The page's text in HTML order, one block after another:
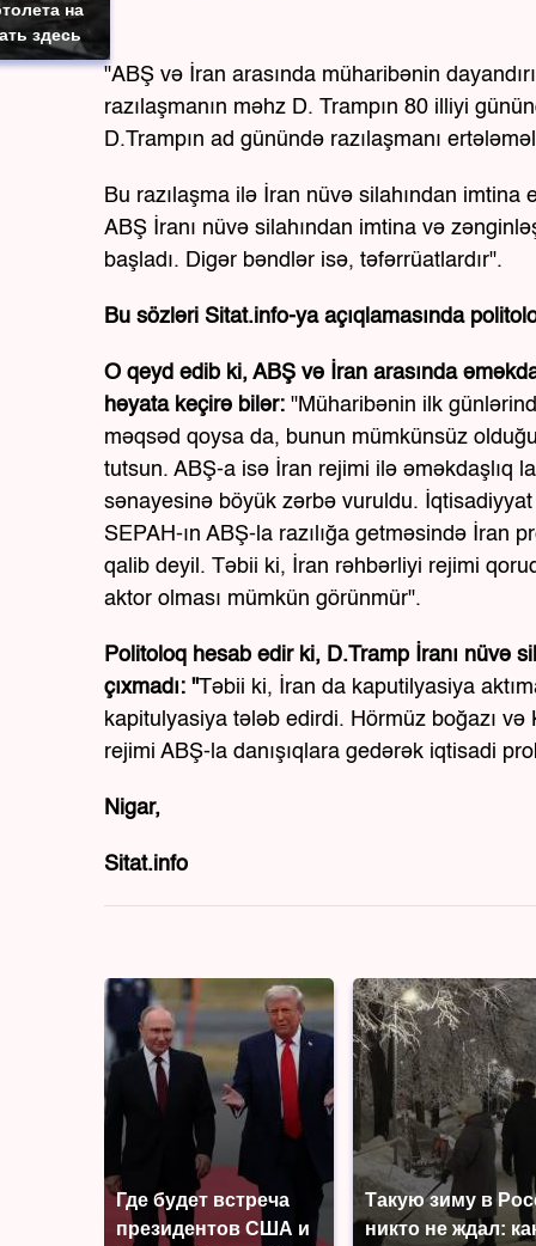
на
здесь
"ABŞ və İran arasında müharibənin
razılaşmanın məhz D. Trampın 80 illiyi
D.Trampın ad günündə razılaşmanı
Bu razılaşma ilə İran nüvə silahından imtina
ABŞ İranı nüvə silahından imtina və
başladı. Digər bəndlər isə, təfərrüatlardır".
Bu sözləri Sitat.info-ya açıqlamasında
O qeyd edib ki, ABŞ və İran arasında
həyata keçirə bilər: "Müharibənin ilk
məqsəd qoysa da, bunun mümkünsüz
tutsun. ABŞ-a isə İran rejimi ilə əməkdaşlıq
sənayesinə böyük zərbə vuruldu.
SEPAH-ın ABŞ-la razılığa getməsində İran
qalib deyil. Təbii ki, İran rəhbərliyi rejimi
aktor olması mümkün görünmür".
Politoloq hesab edir ki, D.Tramp İranı nüvə
çıxmadı: "Təbii ki, İran da kaputilyasiya
kapitulyasiya tələb edirdi. Hörmüz boğazı
rejimi ABŞ-la danışıqlara gedərək iqtisadi
Nigar,
Sitat.info
Где будет встреча
президентов США и
Такую зиму в
никто не ждал: